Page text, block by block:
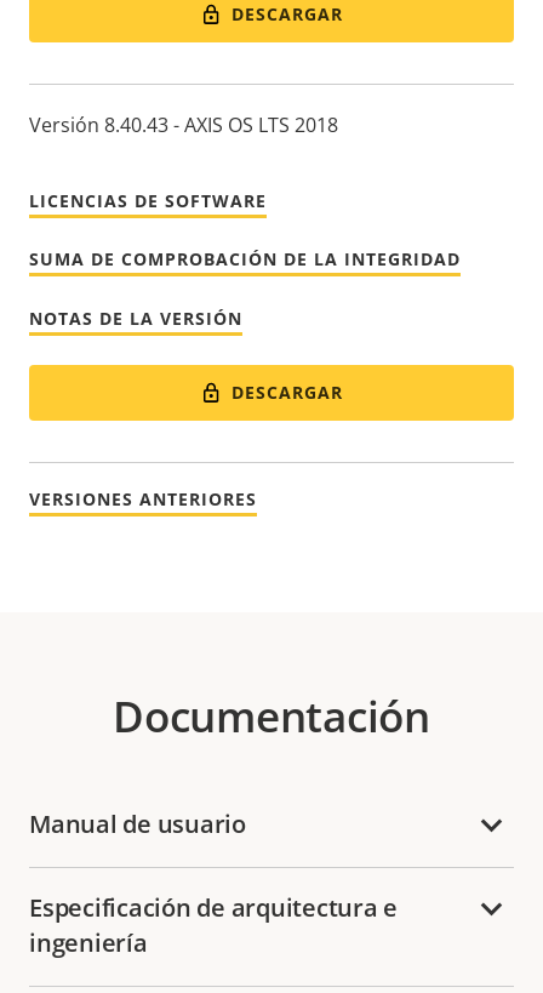
DESCARGAR
Versión 8.40.43 - AXIS OS LTS 2018
LICENCIAS DE SOFTWARE
SUMA DE COMPROBACIÓN DE LA INTEGRIDAD
NOTAS DE LA VERSIÓN
DESCARGAR
VERSIONES ANTERIORES
Documentación
Manual de usuario
Especificación de arquitectura e
ingeniería